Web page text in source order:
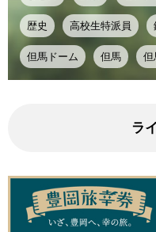
歴史 高校生特派員
但馬ドーム 但馬 但
ラ